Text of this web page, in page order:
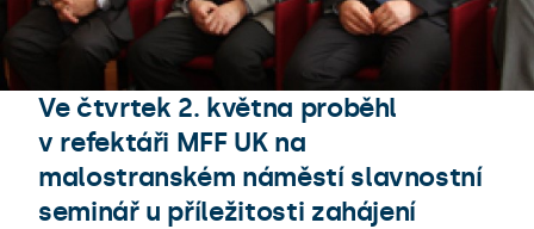
Ve čtvrtek 2. května proběhl
v refektáři MFF UK na
malostranském náměstí slavnostní
seminář u příležitosti zahájení